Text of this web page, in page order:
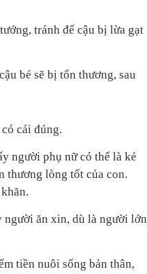
tránh để cậu bị lừa gạt
bé sẽ bị tổn thương, sau
cái đúng.
người phụ nữ có thể là kẻ
thương lòng tốt của con.
người ăn xin, dù là người lớn
tiền nuôi sống bản thân,